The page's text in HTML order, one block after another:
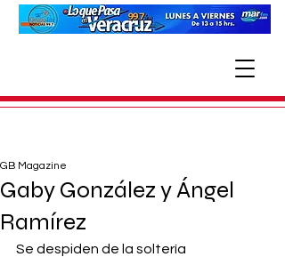
Gaby González y Ángel
Ramírez
GB Magazine
Se despiden de la soltería